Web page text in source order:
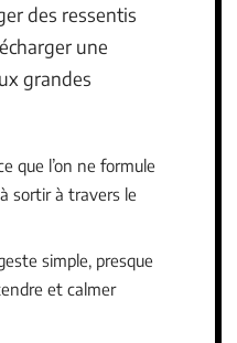
des ressentis
une
grandes
que l’on ne formule
sortir à travers le
simple, presque
et calmer